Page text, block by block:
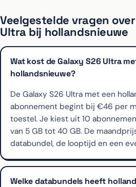
Veelgestelde vragen
Ultra bij hollandsnieuwe
Wat kost de Galaxy S26 Ultra
hollandsnieuwe?
De Galaxy S26 Ultra met een
abonnement begint bij €46 per
toestel. Je kiest uit 10
van 5 GB tot 40 GB. De
databundel, de looptijd en een
Welke databundels heeft